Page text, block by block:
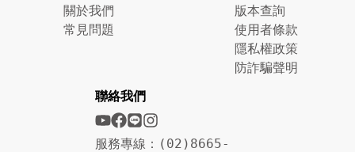
關於我們
常見問題
版本查詢
使用者條款
隱私權政策
防詐騙聲明
聯絡我們
服務專線：(02)8665-